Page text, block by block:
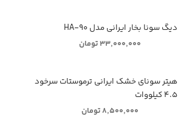
دیگ سونا بخار ایرانی مدل HA-۹۰
۳۳,۰۰۰,۰۰۰ تومان
هیتر سونای خشک ایرانی ترموستات سرخود
۴.۵ کیلووات
۸,۵۰۰,۰۰۰ تومان